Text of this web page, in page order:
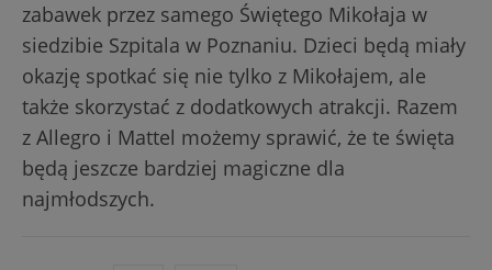
zabawek przez samego Świętego Mikołaja w
siedzibie Szpitala w Poznaniu. Dzieci będą miały
okazję spotkać się nie tylko z Mikołajem, ale
także skorzystać z dodatkowych atrakcji. Razem
z Allegro i Mattel możemy sprawić, że te święta
będą jeszcze bardziej magiczne dla
najmłodszych.